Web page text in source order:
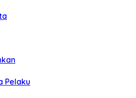
Pelaku